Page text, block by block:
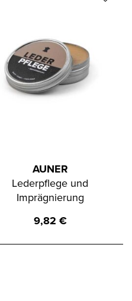
AUNER
Lederpflege und
Imprägnierung
9,82 €